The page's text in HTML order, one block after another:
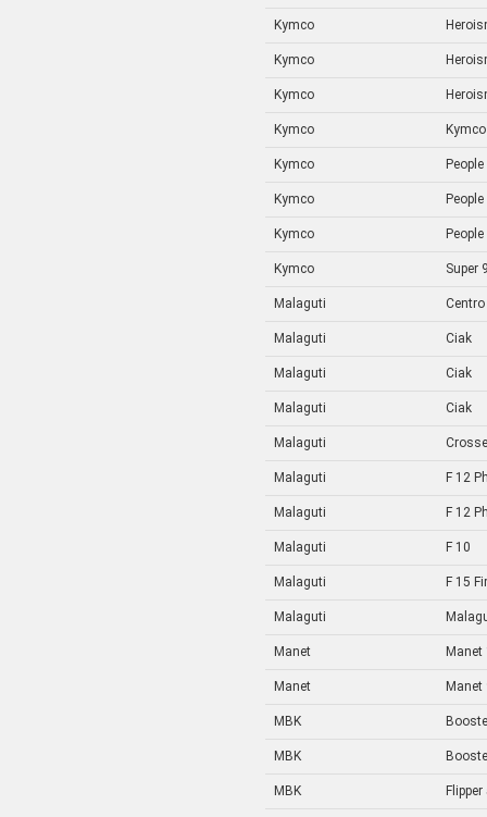
Kymco
Kymco
Kymco
Kymco Kymco
Kymco People
Kymco People
Kymco People
Kymco Super
Malaguti
Malaguti Ciak
Malaguti Ciak
Malaguti Ciak
Malaguti
Malaguti F 12
Malaguti F 12
Malaguti F 10
Malaguti F 15
Malaguti
Manet Manet
Manet Manet
MBK
MBK
MBK Flipper